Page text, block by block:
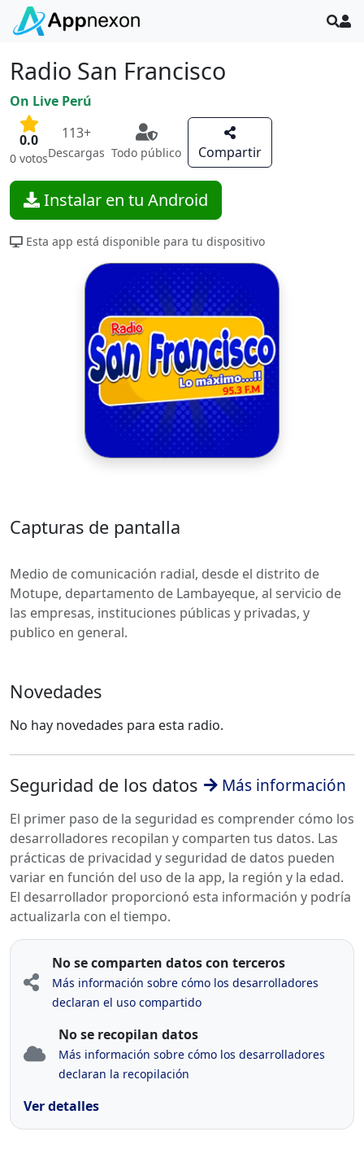
Radio San Francisco
On Live Perú
0.0
0 votos
113+
Descargas Todo público Compartir
Instalar en tu Android
Esta app está disponible para tu dispositivo
Capturas de pantalla
Medio de comunicación radial, desde el distrito de
Motupe, departamento de Lambayeque, al servicio de
las empresas, instituciones públicas y privadas, y
publico en general.
Novedades
No hay novedades para esta radio.
Seguridad de los datos Más información
El primer paso de la seguridad es comprender cómo los
desarrolladores recopilan y comparten tus datos. Las
prácticas de privacidad y seguridad de datos pueden
variar en función del uso de la app, la región y la edad.
El desarrollador proporcionó esta información y podría
actualizarla con el tiempo.
No se comparten datos con terceros
Más información sobre cómo los desarrolladores
declaran el uso compartido
No se recopilan datos
Más información sobre cómo los desarrolladores
declaran la recopilación
Ver detalles